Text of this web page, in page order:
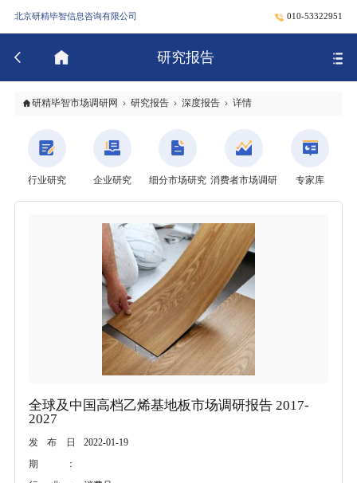
北京研精毕智信息咨询有限公司 010-53322951
研究报告
研精毕智市场调研网 研究报告 深度报告 详情
行业研究 企业研究 细分市场研究 消费者市场调研 专家库
全球及中国高档乙烯基地板市场调研报告 2017-
2027
发布日
期：
2022-01-19